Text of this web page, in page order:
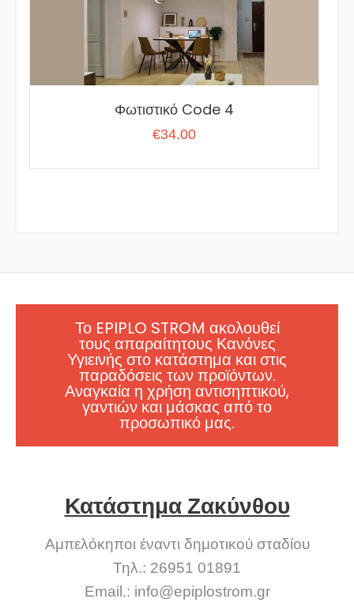
Φωτιστικό Code 4
€34.00
Το EPIPLO STROM ακολουθεί
τους απαραίτητους Κανόνες
Υγιεινής στο κατάστημα και στις
παραδόσεις των προϊόντων.
Αναγκαία η χρήση αντισηπτικού,
γαντιών και μάσκας από το
προσωπικό μας.
Κατάστημα Ζακύνθου
Αμπελόκηποι έναντι δημοτικού σταδίου
Τηλ.: 26951 01891
Email.: info@epiplostrom.gr